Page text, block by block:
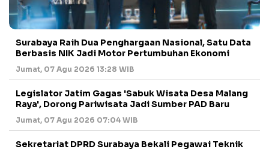
Surabaya Raih Dua Penghargaan Nasional, Satu Data
Berbasis NIK Jadi Motor Pertumbuhan Ekonomi
Jumat, 07 Agu 2026 13:28 WIB
Legislator Jatim Gagas 'Sabuk Wisata Desa Malang
Raya', Dorong Pariwisata Jadi Sumber PAD Baru
Jumat, 07 Agu 2026 07:04 WIB
Sekretariat DPRD Surabaya Bekali Pegawai Teknik